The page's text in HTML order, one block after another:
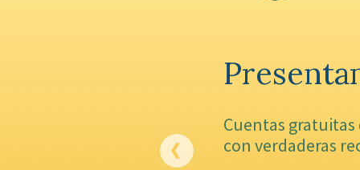
Cuentas gratuitas
con verdaderas